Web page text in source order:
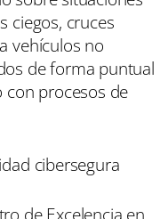
ciegos, cruces
vehículos no
de forma puntual
con procesos de
cibersegura
de Excelencia en